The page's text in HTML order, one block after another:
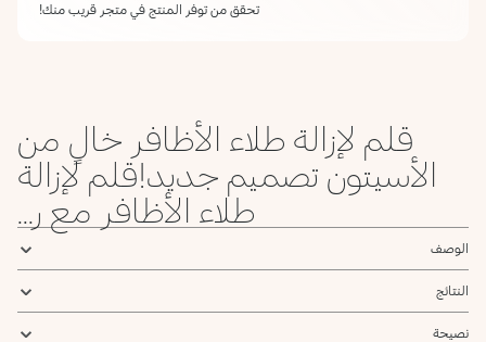
تحقق من توفر المنتج في متجر قريب منك!
قلم لإزالة طلاء الأظافر خالٍ من
الأسيتون تصميم جديد!قلم لإزالة
طلاء الأظافر مع ر...
الوصف
النتائج
نصيحة